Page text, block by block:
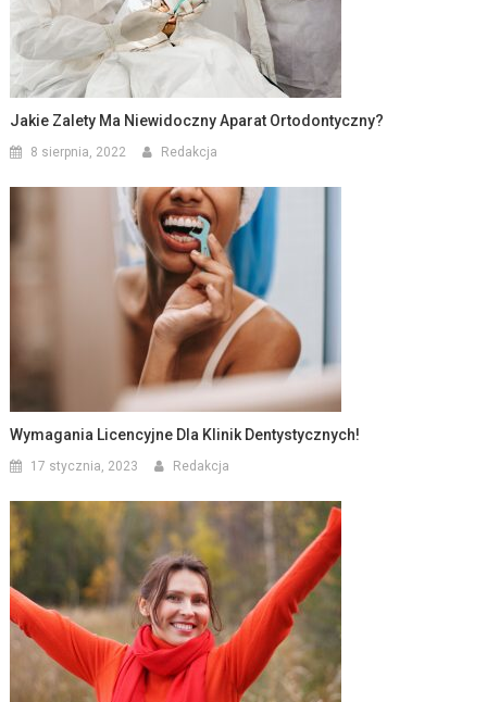
Jakie Zalety Ma Niewidoczny Aparat Ortodontyczny?
8 sierpnia, 2022 Redakcja
Wymagania Licencyjne Dla Klinik Dentystycznych!
17 stycznia, 2023 Redakcja